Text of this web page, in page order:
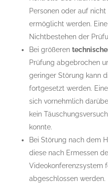
Personen oder auf
ermöglicht werden.
Nichtbestehen der
Bei größeren
Prüfung abgebrochen
geringer Störung kann
fortgesetzt werden.
sich vornehmlich
kein
konnte.
Bei Störung nach dem
diese nach Ermessen
Videokonferenzsystem
abgeschlossen werden.